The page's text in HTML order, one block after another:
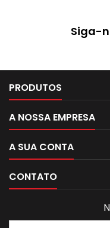
Siga-
PRODUTOS
A NOSSA EMPRESA
A SUA CONTA
CONTATO